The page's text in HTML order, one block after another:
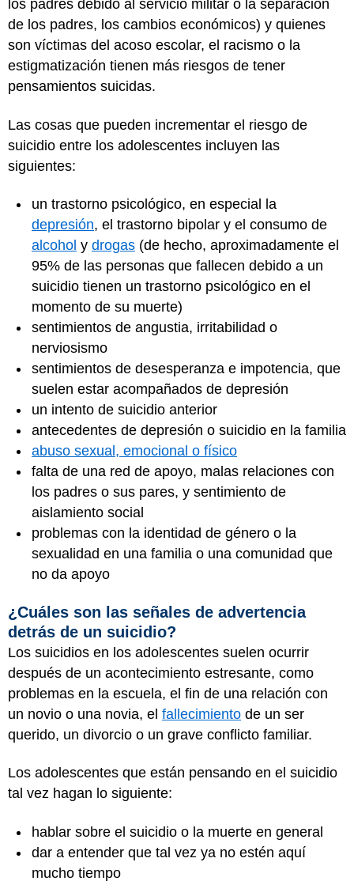
los padres debido al servicio militar o la separación
de los padres, los cambios económicos) y quienes
son víctimas del acoso escolar, el racismo o la
estigmatización tienen más riesgos de tener
pensamientos suicidas.
Las cosas que pueden incrementar el riesgo de
suicidio entre los adolescentes incluyen las
siguientes:
un trastorno psicológico, en especial la
depresión, el trastorno bipolar y el consumo de
alcohol y drogas (de hecho, aproximadamente el
95% de las personas que fallecen debido a un
suicidio tienen un trastorno psicológico en el
momento de su muerte)
sentimientos de angustia, irritabilidad o
nerviosismo
sentimientos de desesperanza e impotencia, que
suelen estar acompañados de depresión
un intento de suicidio anterior
antecedentes de depresión o suicidio en la familia
abuso sexual, emocional o físico
falta de una red de apoyo, malas relaciones con
los padres o sus pares, y sentimiento de
aislamiento social
problemas con la identidad de género o la
sexualidad en una familia o una comunidad que
no da apoyo
¿Cuáles son las señales de advertencia
detrás de un suicidio?
Los suicidios en los adolescentes suelen ocurrir
después de un acontecimiento estresante, como
problemas en la escuela, el fin de una relación con
un novio o una novia, el fallecimiento de un ser
querido, un divorcio o un grave conflicto familiar.
Los adolescentes que están pensando en el suicidio
tal vez hagan lo siguiente:
hablar sobre el suicidio o la muerte en general
dar a entender que tal vez ya no estén aquí
mucho tiempo